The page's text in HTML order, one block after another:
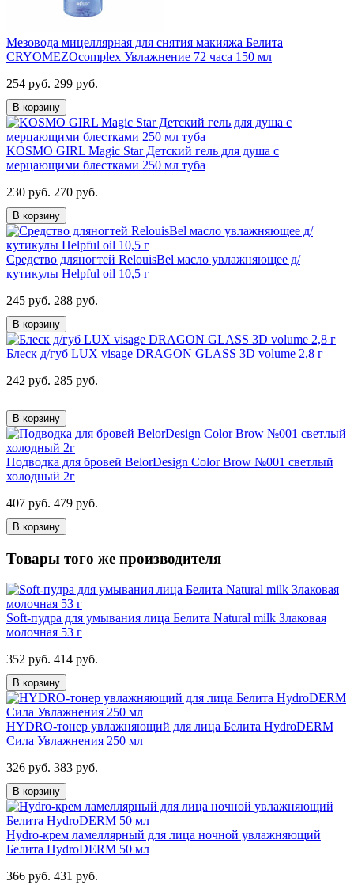
Мезовода мицеллярная для снятия макияжа Белита
CRYOMEZOcomplex Увлажнение 72 часа 150 мл
254 руб. 299 руб.
В корзину
KOSMO GIRL Magic Star Детский гель для душа с
мерцающими блестками 250 мл туба
230 руб. 270 руб.
В корзину
Средство дляногтей RelouisBel масло увлажняющее д/
кутикулы Helpful oil 10,5 г
245 руб. 288 руб.
В корзину
Блеск д/губ LUX visage DRAGON GLASS 3D volume 2,8 г
242 руб. 285 руб.
В корзину
Подводка для бровей BelorDesign Color Brow №001 светлый
холодный 2г
407 руб. 479 руб.
В корзину
Товары того же производителя
Soft-пудра для умывания лица Белита Natural milk Злаковая
молочная 53 г
352 руб. 414 руб.
В корзину
HYDRO-тонер увлажняющий для лица Белита HydroDERM
Сила Увлажнения 250 мл
326 руб. 383 руб.
В корзину
Hydro-крем ламеллярный для лица ночной увлажняющий
Белита HydroDERM 50 мл
366 руб. 431 руб.